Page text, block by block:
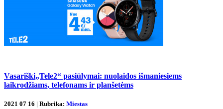
Vasariški„Tele2“ pasiūlymai: nuolaidos išmaniesiems
laikrodžiams, telefonams ir planšetėms
2021 07 16 | Rubrika: Miestas